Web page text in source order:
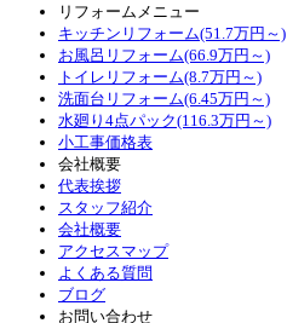
リフォームメニュー
キッチンリフォーム(51.7万円～)
お風呂リフォーム(66.9万円～)
トイレリフォーム(8.7万円～)
洗面台リフォーム(6.45万円～)
水廻り4点パック(116.3万円～)
小工事価格表
会社概要
代表挨拶
スタッフ紹介
会社概要
アクセスマップ
よくある質問
ブログ
お問い合わせ